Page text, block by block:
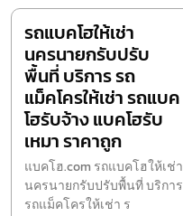
รถแบคโฮให้เช่า
นครนายกรับปรับ
พื้นที่ บริการ รถ
แม็คโครให้เช่า รถแบค
โฮรับจ้าง แบคโฮรับ
เหมา ราคาถูก
แบคโฮ.com รถแบคโฮให้เช่า
นครนายกรับปรับพื้นที่ บริการ
รถแม็คโครให้เช่า ร